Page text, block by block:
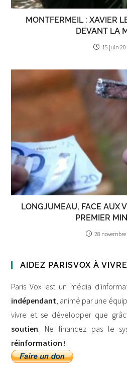
MONTFERMEIL : XAVIER
DEVANT LA
15 juin
LONGJUMEAU, FACE AUX
PREMIER
28 novembre
AIDEZ PARISVOX À VIVRE
Paris Vox est un média
indépendant , animé par une
vivre et se développer que
soutien . Ne financez pas le
réinformation !